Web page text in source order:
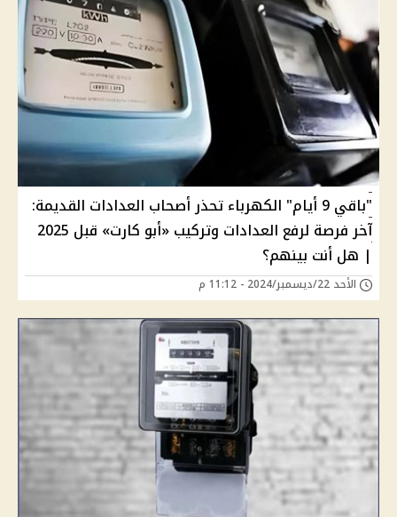
"باقي 9 أيام" الكهرباء تحذر أصحاب العدادات القديمة:
آخر فرصة لرفع العدادات وتركيب «أبو كارت» قبل 2025
| هل أنت بينهم؟
الأحد 22/ديسمبر/2024 - 11:12 م